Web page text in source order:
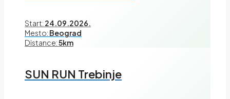
Start: 24.09.2026.
Mesto: Beograd
Distance:5km
SUN RUN Trebinje